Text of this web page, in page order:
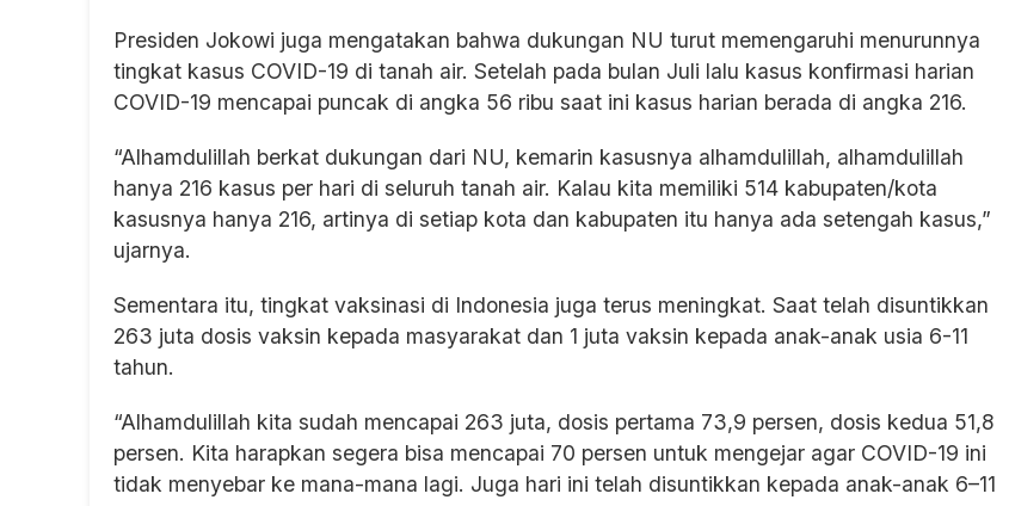
Presiden Jokowi juga mengatakan bahwa dukungan NU turut memengaruhi menurunnya
tingkat kasus COVID-19 di tanah air. Setelah pada bulan Juli lalu kasus konfirmasi harian
COVID-19 mencapai puncak di angka 56 ribu saat ini kasus harian berada di angka 216.
“Alhamdulillah berkat dukungan dari NU, kemarin kasusnya alhamdulillah, alhamdulillah
hanya 216 kasus per hari di seluruh tanah air. Kalau kita memiliki 514 kabupaten/kota
kasusnya hanya 216, artinya di setiap kota dan kabupaten itu hanya ada setengah kasus,”
ujarnya.
Sementara itu, tingkat vaksinasi di Indonesia juga terus meningkat. Saat telah disuntikkan
263 juta dosis vaksin kepada masyarakat dan 1 juta vaksin kepada anak-anak usia 6-11
tahun.
“Alhamdulillah kita sudah mencapai 263 juta, dosis pertama 73,9 persen, dosis kedua 51,8
persen. Kita harapkan segera bisa mencapai 70 persen untuk mengejar agar COVID-19 ini
tidak menyebar ke mana-mana lagi. Juga hari ini telah disuntikkan kepada anak-anak 6–11